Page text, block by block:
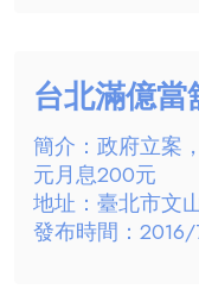
台北滿億當
簡介：政府立案
元月息200元
地址：臺北市文
發布時間：2016/